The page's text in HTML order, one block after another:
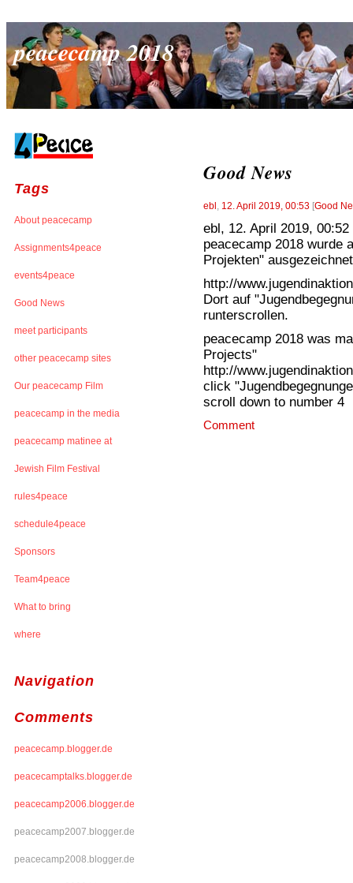
peacecamp 2018
Tags
About peacecamp
Assignments4peace
events4peace
Good News
meet participants
other peacecamp sites
Our peacecamp Film
peacecamp in the media
peacecamp matinee at
Jewish Film Festival
rules4peace
schedule4peace
Sponsors
Team4peace
What to bring
where
Navigation
Comments
peacecamp.blogger.de
peacecamptalks.blogger.de
peacecamp2006.blogger.de
peacecamp2007.blogger.de
peacecamp2008.blogger.de
Good News
ebl , 12. April 2019, 00:53 [Good
ebl, 12. April 2019,
peacecamp 2018 wurde
Projekten"
http://
Dort auf
runterscrollen.
peacecamp 2018 was
Projects"
http://
click
scroll down to number 4
Comment